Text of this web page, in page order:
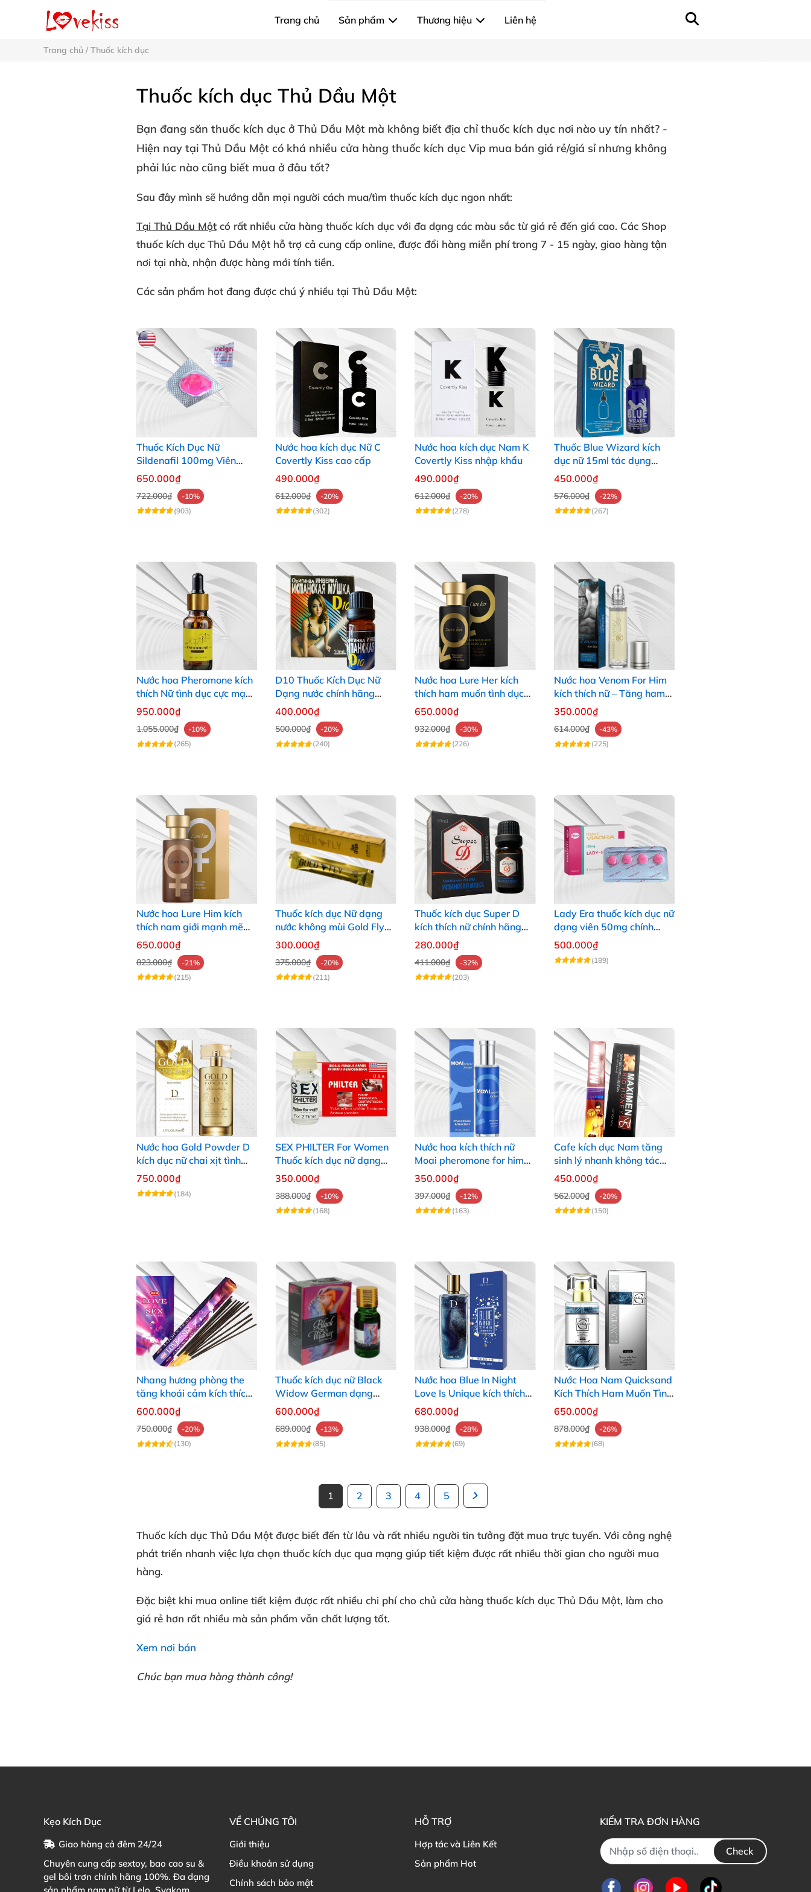
Trang chủ Sản phẩm Thương hiệu Liên hệ
Trang chủ / Thuốc kích dục
Thuốc kích dục Thủ Dầu Một
Bạn đang săn thuốc kích dục ở Thủ Dầu Mộtmà không biết địa chỉ thuốc kích dục nơi nào uy tín nhất? -
Hiện nay tại Thủ Dầu Mộtcó khá nhiều cửa hàng thuốc kích dục Vip mua bán giá rẻ/giá sỉ nhưng không
phải lúc nào cũng biết mua ở đâu tốt?
Sau đây mình sẽ hướng dẫn mọi người cách mua/tìm thuốc kích dụcngon nhất:
Tại Thủ Dầu Mộtcó rất nhiều cửa hàng thuốc kích dụcvới đa dạng các màu sắc từ giá rẻ đến giá cao. Các Shop
thuốc kích dục Thủ Dầu Mộthỗ trợ cả cung cấp online, được đổi hàng miễn phí trong 7 - 15 ngày, giao hàng tận
nơi tại nhà, nhận được hàng mới tính tiền.
Các sản phẩm hotđang được chú ý nhiều tại Thủ Dầu Một:
Thuốc Kích Dục Nữ
Sildenafil 100mg Viên
Hồng Chính Hãng Mỹ Xách
Tay
650.000₫
722.000₫
-10%
(903)
Nước hoa kích dục Nữ C
Covertly Kiss cao cấp
490.000₫
612.000₫
-20%
(302)
Nước hoa kích dục Nam K
Covertly Kiss nhập khẩu
490.000₫
612.000₫
-20%
(278)
Thuốc Blue Wizard kích
dục nữ 15ml tác dụng
mạnh chính hãng
450.000₫
576.000₫
-22%
(267)
Nước hoa Pheromone kích
thích Nữ tình dục cực mạnh
10ml
950.000₫
1.055.000₫
-10%
(265)
D10 Thuốc Kích Dục Nữ
Dạng nước chính hãng
Nga
400.000₫
500.000₫
-20%
(240)
Nước hoa Lure Her kích
thích ham muốn tình dục
nữ giới cực mạnh không
650.000₫
932.000₫
-30%
(226)
Nước hoa Venom For Him
kích thích nữ – Tăng ham
muốn, kích dục hiệu quả
350.000₫
614.000₫
-43%
(225)
Nước hoa Lure Him kích
thích nam giới mạnh mẽ
tăng ham muốn tình dục
cực chuẩn
650.000₫
823.000₫
-21%
(215)
Thuốc kích dục Nữ dạng
nước không mùi Gold Fly
ruồi vàng Tây Ban Nha
300.000₫
375.000₫
-20%
(211)
Thuốc kích dục Super D
kích thích nữ chính hãng
Nga tác dụng mạnh
280.000₫
411.000₫
-32%
(203)
Lady Era thuốc kích dục nữ
dạng viên 50mg chính
hãng pfizer Mỹ tăng hưng
phấn nữ
500.000₫
(189)
Nước hoa Gold Powder D
kích dục nữ chai xịt tình
yêu cao cấp chính hãng
750.000₫
(184)
SEX PHILTER For Women
Thuốc kích dục nữ dạng
nước chính hãng Mỹ tốt
nhất
350.000₫
388.000₫
-10%
(168)
Nước hoa kích thích nữ
Moai pheromone for him
tăng ham muốn nhanh an
toàn
350.000₫
397.000₫
-12%
(163)
Cafe kích dục Nam tăng
sinh lý nhanh không tác
dụng phụ hiệu quả
450.000₫
562.000₫
-20%
(150)
Nhang hương phòng the
tăng khoái cảm kích thích
ham muốn nhẹ nhàng tự
600.000₫
750.000₫
-20%
(130)
Thuốc kích dục nữ Black
Widow German dạng
nước không mùi cực mạnh
600.000₫
689.000₫
-13%
(85)
Nước hoa Blue In Night
Love Is Unique kích thích
nữ giới không mùi cực
680.000₫
938.000₫
-28%
(69)
Nước Hoa Nam Quicksand
Kích Thích Ham Muốn Tình
Dục Nữ
650.000₫
878.000₫
-26%
(68)
1 2 3 4 5
Thuốc kích dục Thủ Dầu Mộtđược biết đến từ lâu và rất nhiều người tin tưởng đặt mua trực tuyến. Với công nghệ
phát triển nhanh việc lựa chọn thuốc kích dụcqua mạng giúp tiết kiệm được rất nhiều thời gian cho người mua
hàng.
Đặc biệt khi mua online tiết kiệm được rất nhiều chi phí cho chủ cửa hàng thuốc kích dục Thủ Dầu Một, làm cho
giá rẻ hơn rất nhiều mà sản phẩm vẫn chất lượng tốt.
Xem nơi bán
Chúc bạn mua hàng thành công!
Kẹo Kích Dục
Giao hàng cả đêm 24/24
Chuyên cung cấp sextoy, bao cao su &
gel bôi trơn chính hãng 100%. Đa dạng
sản phẩm nam nữ từ Lelo, Svakom,
VỀ CHÚNG TÔI
Giới thiệu
Điều khoản sử dụng
Chính sách bảo mật
HỖ TRỢ
Hợp tác và Liên Kết
Sản phẩm Hot
KIỂM TRA ĐƠN HÀNG
Check